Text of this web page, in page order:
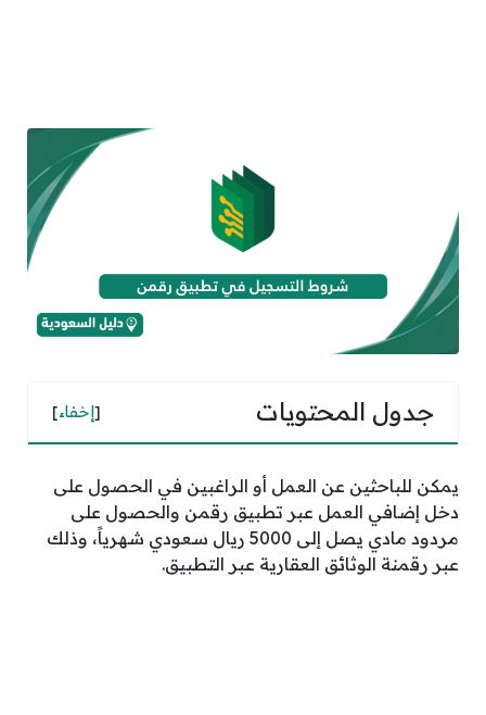
جدول المحتويات [إخفاء]
يمكن للباحثين عن العمل أو الراغبين في الحصول على
دخل إضافي العمل عبر تطبيق رقمن والحصول على
مردود مادي يصل إلى 5000 ريال سعودي شهرياً، وذلك
عبر رقمنة الوثائق العقارية عبر التطبيق.